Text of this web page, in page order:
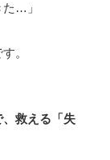
た…」
。
救える「失